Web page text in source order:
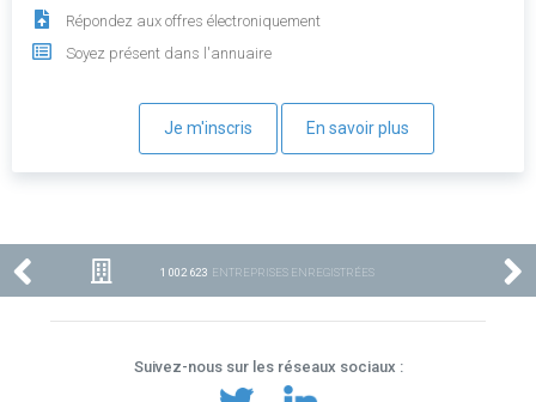
Répondez aux offres électroniquement
Soyez présent dans l'annuaire
Je m'inscris En savoir plus
1 002 623 ENTREPRISES ENREGISTRÉES
Suivez-nous sur les réseaux sociaux :